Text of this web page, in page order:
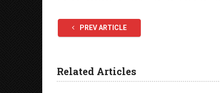
PREV ARTICLE
Related Articles